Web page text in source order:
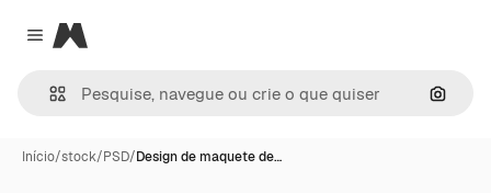
Close menu
Magnific
Início/stock/PSD/Design de maquete de…